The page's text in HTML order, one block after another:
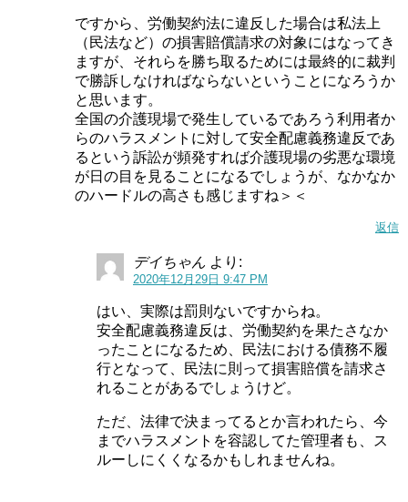
ですから、労働契約法に違反した場合は私法上
（民法など）の損害賠償請求の対象にはなってき
ますが、それらを勝ち取るためには最終的に裁判
で勝訴しなければならないということになろうか
と思います。
全国の介護現場で発生しているであろう利用者か
らのハラスメントに対して安全配慮義務違反であ
るという訴訟が頻発すれば介護現場の劣悪な環境
が日の目を見ることになるでしょうが、なかなか
のハードルの高さも感じますね＞＜
返信
デイちゃん より:
2020年12月29日 9:47 PM
はい、実際は罰則ないですからね。
安全配慮義務違反は、労働契約を果たさなか
ったことになるため、民法における債務不履
行となって、民法に則って損害賠償を請求さ
れることがあるでしょうけど。
ただ、法律で決まってるとか言われたら、今
までハラスメントを容認してた管理者も、ス
ルーしにくくなるかもしれませんね。